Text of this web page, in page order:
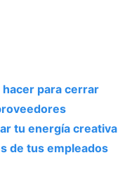
para cerrar
tu energía creativa
de tus empleados